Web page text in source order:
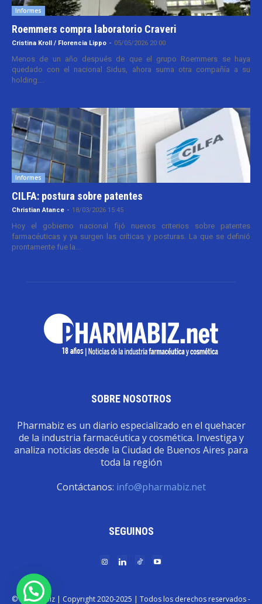
Informes
Roemmers compra laboratorio Craveri
Cristina Kroll / Florencia Lippo - 05/05/2026 20:00
Menos de un año después de que el grupo Roemmers se haya
quedado con el nacional Sidus, ahora suma otra compañía a su
holding....
Informes
CILFA: postura sobre patentes
Christian Atance - 18/03/2026 15:45
Hoy el gobierno nacional fijó nuevos criterios sobre patentes
farmacéuticas y ya surgen las críticas y posturas. La que se definió
prontamente fue la...
SOBRE NOSOTROS
Pharmabiz es un diario especializado en el quehacer
de la industria farmacéutica y cosmética. Investiga y
analiza noticias desde la Ciudad de Buenos Aires para
toda la región
Contáctanos: info@pharmabiz.net
SEGUINOS
© Pharmabiz | Copyrıght 2020-2025 | Todos los derechos reservados -